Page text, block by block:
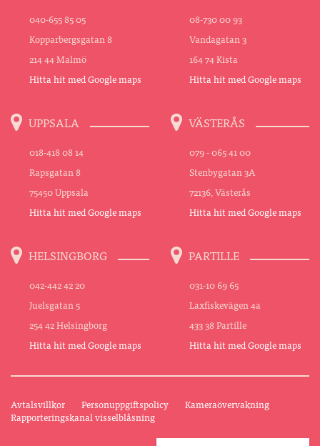
040-655 85 05
Kopparbergsgatan 8
214 44 Malmö
Hitta hit med Google maps
08-730 00 93
Vandagatan 3
164 74 Kista
Hitta hit med Google maps
UPPSALA
018-418 08 14
Rapsgatan 8
75450 Uppsala
Hitta hit med Google maps
VÄSTERÅS
079 - 065 41 00
Stenbygatan 3A
72136, Västerås
Hitta hit med Google maps
HELSINGBORG
042-442 42 20
Juelsgatan 5
254 42 Helsingborg
Hitta hit med Google maps
PARTILLE
031-10 69 65
Laxfiskevägen 4a
433 38 Partille
Hitta hit med Google maps
Avtalsvillkor Personuppgiftspolicy
Kameraövervakning
Rapporteringskanal visselblåsning